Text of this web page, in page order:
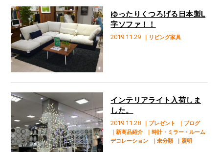
2019.11.29 ｜リビング家具
ゆったりくつろげる日本製L
字ソファ！！
2019.11.28 ｜プレゼント
｜ブログ
｜新商品紹介
｜時計・ミラー・ルーム
デコレーション
｜未分類 ｜照明
インテリアライト入荷しま
した。